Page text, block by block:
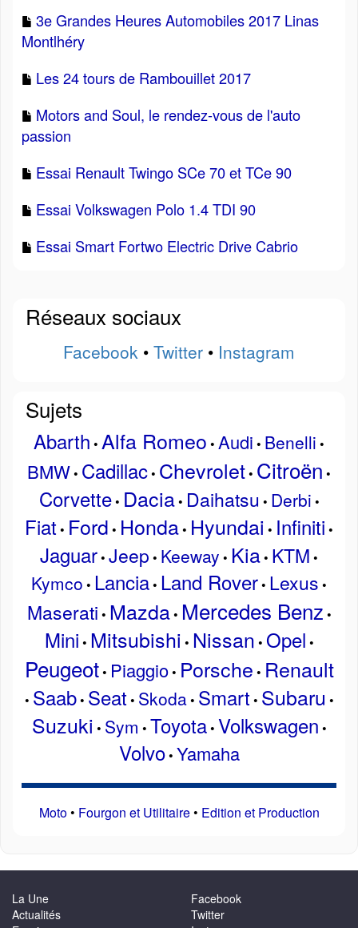
3e Grandes Heures Automobiles 2017 Linas
Montlhéry
Les 24 tours de Rambouillet 2017
Motors and Soul, le rendez-vous de l'auto
passion
Essai Renault Twingo SCe 70 et TCe 90
Essai Volkswagen Polo 1.4 TDI 90
Essai Smart Fortwo Electric Drive Cabrio
Réseaux sociaux
Facebook • Twitter • Instagram
Sujets
Abarth • Alfa Romeo • Audi • Benelli •
BMW• Cadillac• Chevrolet• Citroën •
Corvette• Dacia• Daihatsu • Derbi •
Fiat • Ford • Honda• Hyundai • Infiniti •
Jaguar• Jeep • Keeway • Kia• KTM •
Kymco • Lancia• Land Rover• Lexus •
Maserati • Mazda• Mercedes Benz •
Mini • Mitsubishi • Nissan • Opel •
Peugeot• Piaggio• Porsche • Renault
• Saab• Seat • Skoda• Smart • Subaru •
Suzuki • Sym • Toyota• Volkswagen •
Volvo• Yamaha
Moto• Fourgon et Utilitaire• Edition et Production
La Une
Actualités
Facebook
Twitter